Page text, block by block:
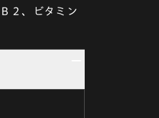
２、ビタミン